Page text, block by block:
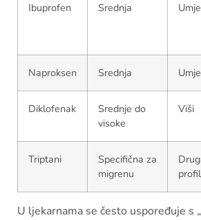
Ibuprofen Srednja
Naproksen Srednja
Diklofenak
Srednje do
visoke
Viši
Triptani
Specifična za
migrenu
profil
U ljekarnama se često uspoređuje s